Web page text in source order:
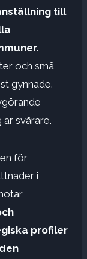
till
och små
gynnade.
svårare.
för
i
profiler